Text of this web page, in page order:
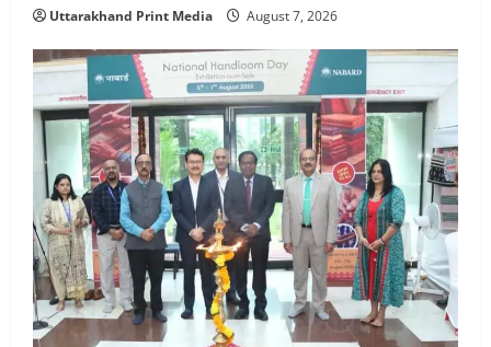
Uttarakhand Print Media August 7, 2026